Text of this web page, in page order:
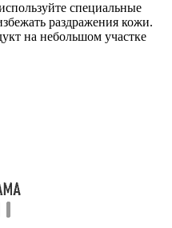
специальные
раздражения кожи.
на небольшом участке